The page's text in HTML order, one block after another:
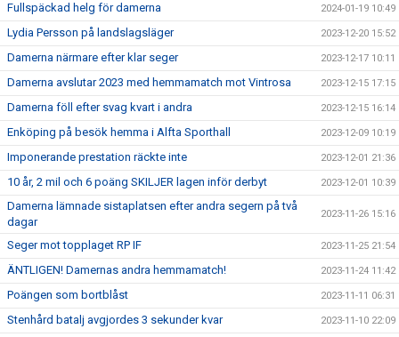
Fullspäckad helg för damerna 2024-01-19 10:49
Lydia Persson på landslagsläger 2023-12-20 15:52
Damerna närmare efter klar seger 2023-12-17 10:11
Damerna avslutar 2023 med hemmamatch mot Vintrosa 2023-12-15 17:15
Damerna föll efter svag kvart i andra 2023-12-15 16:14
Enköping på besök hemma i Alfta Sporthall 2023-12-09 10:19
Imponerande prestation räckte inte 2023-12-01 21:36
10 år, 2 mil och 6 poäng SKILJER lagen inför derbyt 2023-12-01 10:39
Damerna lämnade sistaplatsen efter andra segern på två
dagar
2023-11-26 15:16
Seger mot topplaget RP IF 2023-11-25 21:54
ÄNTLIGEN! Damernas andra hemmamatch! 2023-11-24 11:42
Poängen som bortblåst 2023-11-11 06:31
Stenhård batalj avgjordes 3 sekunder kvar 2023-11-10 22:09